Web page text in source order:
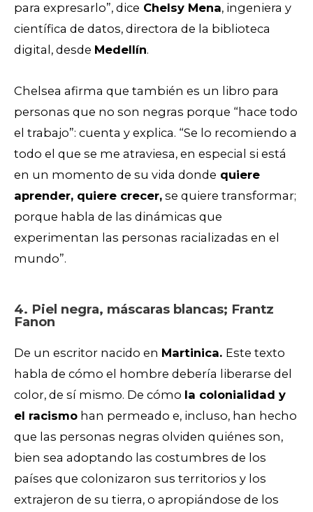
para expresarlo”, dice Chelsy Mena, ingeniera y
científica de datos, directora de la biblioteca
digital, desde Medellín.
Chelsea afirma que también es un libro para
personas que no son negras porque “hace todo
el trabajo”: cuenta y explica. “Se lo recomiendo a
todo el que se me atraviesa, en especial si está
en un momento de su vida donde quiere
aprender, quiere crecer, se quiere transformar;
porque habla de las dinámicas que
experimentan las personas racializadas en el
mundo”.
4. Piel negra, máscaras blancas; Frantz
Fanon
De un escritor nacido en Martinica. Este texto
habla de cómo el hombre debería liberarse del
color, de sí mismo. De cómo la colonialidad y
el racismo han permeado e, incluso, han hecho
que las personas negras olviden quiénes son,
bien sea adoptando las costumbres de los
países que colonizaron sus territorios y los
extrajeron de su tierra, o apropiándose de los